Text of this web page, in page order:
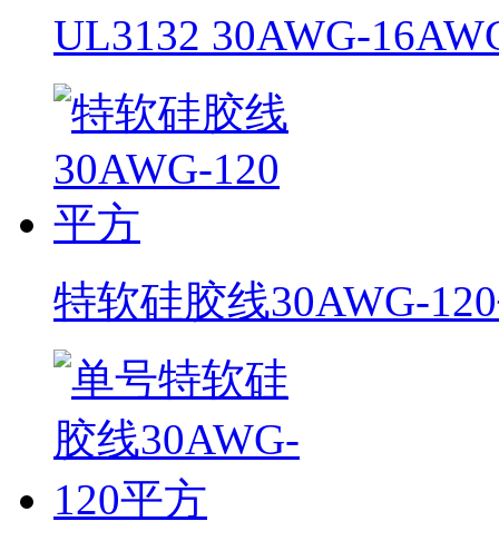
UL3132 30AWG-
特软硅胶线30AWG-